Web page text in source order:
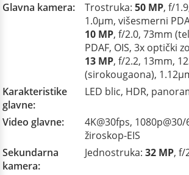
Glavna kamera:
Trostruka: 50 MP, f/
1.0µm, višesmerni
10 MP, f/2.0, 73mm
PDAF, OIS, 3x optički
13 MP, f/2.2, 13mm,
(sirokougaona),
Karakteristike
glavne:
LED blic, HDR,
Video glavne:
4K@30fps,
žiroskop-EIS
Sekundarna
kamera:
Jednostruka: 32 MP, f/